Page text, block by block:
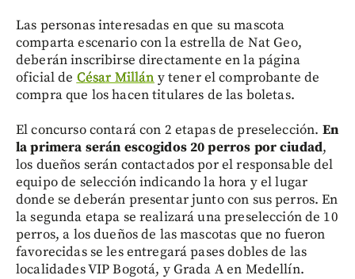
Las personas interesadas en que su mascota
comparta escenario con la estrella de Nat Geo,
deberán inscribirse directamente en la página
oficial de César Millán y tener el comprobante de
compra que los hacen titulares de las boletas.
El concurso contará con 2 etapas de preselección. En
la primera serán escogidos 20 perros por ciudad,
los dueños serán contactados por el responsable del
equipo de selección indicando la hora y el lugar
donde se deberán presentar junto con sus perros. En
la segunda etapa se realizará una preselección de 10
perros, a los dueños de las mascotas que no fueron
favorecidas se les entregará pases dobles de las
localidades VIP Bogotá, y Grada A en Medellín.